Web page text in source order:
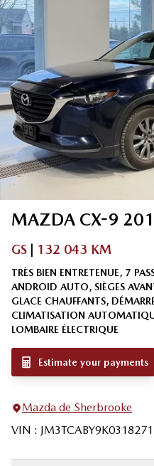
MAZDA CX-9
GS 132 043 KM
TRÈS BIEN ENTRETENUE, 7
ANDROID AUTO, SIÈGES
GLACE CHAUFFANTS,
CLIMATISATION
LOMBAIRE ÉLECTRIQUE
Estimate your payments
Mazda de Sherbrooke
VIN : JM3TCABY9K0318271